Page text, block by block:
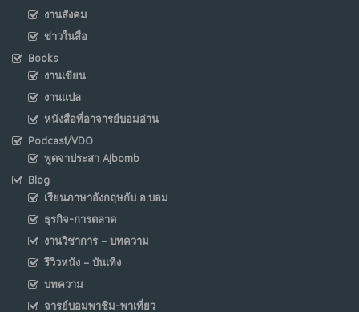
งานสังคม
ข่าวในสื่อ
Books
งานเขียน
งานแปล
หนังสือที่อาจารย์บอมอ่าน
Podcast/VDO
พูดจาประสา Ajbomb
Blog
เรียนภาษาอังกฤษกับ อ.บอม
ธุรกิจ-การตลาด
งานวิชาการ – บทความ
รีวิวหนัง – บันเทิง
บทความ
จารย์บอมพาชิม-พาเที่ยว